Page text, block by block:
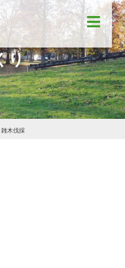
り
雑木伐採